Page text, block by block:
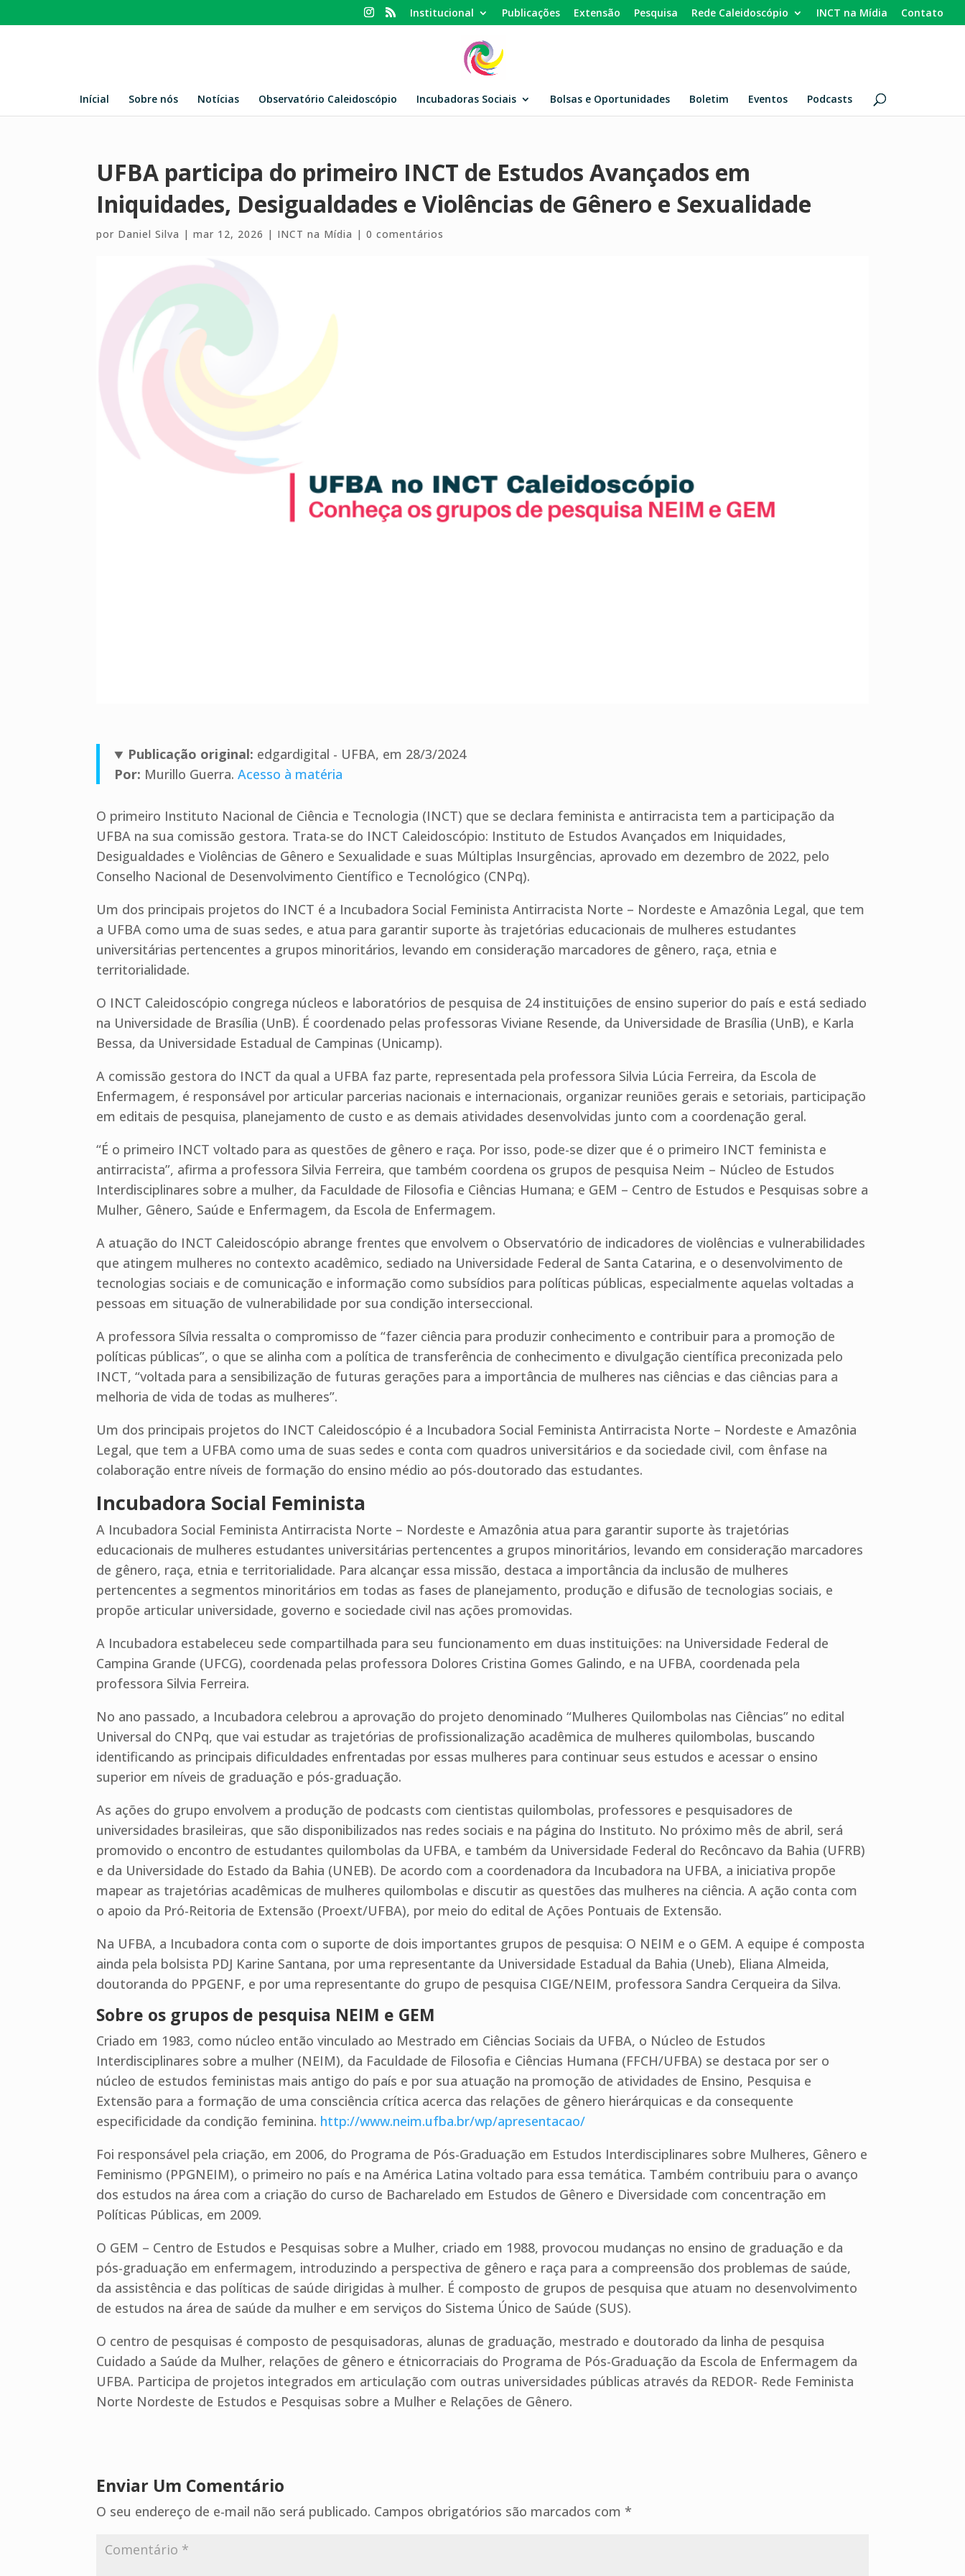
Institucional Publicações Extensão Pesquisa Rede Caleidoscópio INCT na Mídia Contato
Inícial Sobre nós Notícias Observatório Caleidoscópio Incubadoras Sociais Bolsas e Oportunidades Boletim Eventos Podcasts
UFBA participa do primeiro INCT de Estudos Avançados em
Iniquidades, Desigualdades e Violências de Gênero e Sexualidade
por Daniel Silva |mar 12, 2026 | INCT na Mídia |0 comentários
Publicação original: edgardigital - UFBA, em 28/3/2024
Por: Murillo Guerra.Acesso à matéria
O primeiro Instituto Nacional de Ciência e Tecnologia (INCT) que se declara feminista e antirracista tem a participação da
UFBA na sua comissão gestora. Trata-se do INCT Caleidoscópio: Instituto de Estudos Avançados em Iniquidades,
Desigualdades e Violências de Gênero e Sexualidade e suas Múltiplas Insurgências, aprovado em dezembro de 2022, pelo
Conselho Nacional de Desenvolvimento Científico e Tecnológico (CNPq).
Um dos principais projetos do INCT é a Incubadora Social Feminista Antirracista Norte – Nordeste e Amazônia Legal, que tem
a UFBA como uma de suas sedes, e atua para garantir suporte às trajetórias educacionais de mulheres estudantes
universitárias pertencentes a grupos minoritários, levando em consideração marcadores de gênero, raça, etnia e
territorialidade.
O INCT Caleidoscópio congrega núcleos e laboratórios de pesquisa de 24 instituições de ensino superior do país e está sediado
na Universidade de Brasília (UnB). É coordenado pelas professoras Viviane Resende, da Universidade de Brasília (UnB), e Karla
Bessa, da Universidade Estadual de Campinas (Unicamp).
A comissão gestora do INCT da qual a UFBA faz parte, representada pela professora Silvia Lúcia Ferreira, da Escola de
Enfermagem, é responsável por articular parcerias nacionais e internacionais, organizar reuniões gerais e setoriais, participação
em editais de pesquisa, planejamento de custo e as demais atividades desenvolvidas junto com a coordenação geral.
“É o primeiro INCT voltado para as questões de gênero e raça. Por isso, pode-se dizer que é o primeiro INCT feminista e
antirracista”, afirma a professora Silvia Ferreira, que também coordena os grupos de pesquisa Neim – Núcleo de Estudos
Interdisciplinares sobre a mulher, da Faculdade de Filosofia e Ciências Humana; e GEM – Centro de Estudos e Pesquisas sobre a
Mulher, Gênero, Saúde e Enfermagem, da Escola de Enfermagem.
A atuação do INCT Caleidoscópio abrange frentes que envolvem o Observatório de indicadores de violências e vulnerabilidades
que atingem mulheres no contexto acadêmico, sediado na Universidade Federal de Santa Catarina, e o desenvolvimento de
tecnologias sociais e de comunicação e informação como subsídios para políticas públicas, especialmente aquelas voltadas a
pessoas em situação de vulnerabilidade por sua condição interseccional.
A professora Sílvia ressalta o compromisso de “fazer ciência para produzir conhecimento e contribuir para a promoção de
políticas públicas”, o que se alinha com a política de transferência de conhecimento e divulgação científica preconizada pelo
INCT, “voltada para a sensibilização de futuras gerações para a importância de mulheres nas ciências e das ciências para a
melhoria de vida de todas as mulheres”.
Um dos principais projetos do INCT Caleidoscópio é a Incubadora Social Feminista Antirracista Norte – Nordeste e Amazônia
Legal, que tem a UFBA como uma de suas sedes e conta com quadros universitários e da sociedade civil, com ênfase na
colaboração entre níveis de formação do ensino médio ao pós-doutorado das estudantes.
Incubadora Social Feminista
A Incubadora Social Feminista Antirracista Norte – Nordeste e Amazônia atua para garantir suporte às trajetórias
educacionais de mulheres estudantes universitárias pertencentes a grupos minoritários, levando em consideração marcadores
de gênero, raça, etnia e territorialidade. Para alcançar essa missão, destaca a importância da inclusão de mulheres
pertencentes a segmentos minoritários em todas as fases de planejamento, produção e difusão de tecnologias sociais, e
propõe articular universidade, governo e sociedade civil nas ações promovidas.
A Incubadora estabeleceu sede compartilhada para seu funcionamento em duas instituições: na Universidade Federal de
Campina Grande (UFCG), coordenada pelas professora Dolores Cristina Gomes Galindo, e na UFBA, coordenada pela
professora Silvia Ferreira.
No ano passado, a Incubadora celebrou a aprovação do projeto denominado “Mulheres Quilombolas nas Ciências” no edital
Universal do CNPq, que vai estudar as trajetórias de profissionalização acadêmica de mulheres quilombolas, buscando
identificando as principais dificuldades enfrentadas por essas mulheres para continuar seus estudos e acessar o ensino
superior em níveis de graduação e pós-graduação.
As ações do grupo envolvem a produção de podcasts com cientistas quilombolas, professores e pesquisadores de
universidades brasileiras, que são disponibilizados nas redes sociais e na página do Instituto. No próximo mês de abril, será
promovido o encontro de estudantes quilombolas da UFBA, e também da Universidade Federal do Recôncavo da Bahia (UFRB)
e da Universidade do Estado da Bahia (UNEB). De acordo com a coordenadora da Incubadora na UFBA, a iniciativa propõe
mapear as trajetórias acadêmicas de mulheres quilombolas e discutir as questões das mulheres na ciência. A ação conta com
o apoio da Pró-Reitoria de Extensão (Proext/UFBA), por meio do edital de Ações Pontuais de Extensão.
Na UFBA, a Incubadora conta com o suporte de dois importantes grupos de pesquisa: O NEIM e o GEM. A equipe é composta
ainda pela bolsista PDJ Karine Santana, por uma representante da Universidade Estadual da Bahia (Uneb), Eliana Almeida,
doutoranda do PPGENF, e por uma representante do grupo de pesquisa CIGE/NEIM, professora Sandra Cerqueira da Silva.
Sobre os grupos de pesquisa NEIM e GEM
Criado em 1983, como núcleo então vinculado ao Mestrado em Ciências Sociais da UFBA, o Núcleo de Estudos
Interdisciplinares sobre a mulher (NEIM), da Faculdade de Filosofia e Ciências Humana (FFCH/UFBA) se destaca por ser o
núcleo de estudos feministas mais antigo do país e por sua atuação na promoção de atividades de Ensino, Pesquisa e
Extensão para a formação de uma consciência crítica acerca das relações de gênero hierárquicas e da consequente
especificidade da condição feminina. http://www.neim.ufba.br/wp/apresentacao/
Foi responsável pela criação, em 2006, do Programa de Pós-Graduação em Estudos Interdisciplinares sobre Mulheres, Gênero e
Feminismo (PPGNEIM), o primeiro no país e na América Latina voltado para essa temática. Também contribuiu para o avanço
dos estudos na área com a criação do curso de Bacharelado em Estudos de Gênero e Diversidade com concentração em
Políticas Públicas, em 2009.
O GEM – Centro de Estudos e Pesquisas sobre a Mulher, criado em 1988, provocou mudanças no ensino de graduação e da
pós-graduação em enfermagem, introduzindo a perspectiva de gênero e raça para a compreensão dos problemas de saúde,
da assistência e das políticas de saúde dirigidas à mulher. É composto de grupos de pesquisa que atuam no desenvolvimento
de estudos na área de saúde da mulher e em serviços do Sistema Único de Saúde (SUS).
O centro de pesquisas é composto de pesquisadoras, alunas de graduação, mestrado e doutorado da linha de pesquisa
Cuidado a Saúde da Mulher, relações de gênero e étnicorraciais do Programa de Pós-Graduação da Escola de Enfermagem da
UFBA. Participa de projetos integrados em articulação com outras universidades públicas através da REDOR- Rede Feminista
Norte Nordeste de Estudos e Pesquisas sobre a Mulher e Relações de Gênero.
Enviar Um Comentário
O seu endereço de e-mail não será publicado. Campos obrigatórios são marcados com*